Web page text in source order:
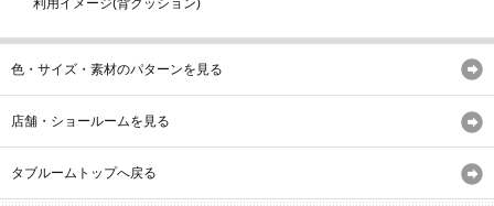
利用イメージ(背クッション)
色・サイズ・素材のパターンを見る
店舗・ショールームを見る
タブルームトップへ戻る